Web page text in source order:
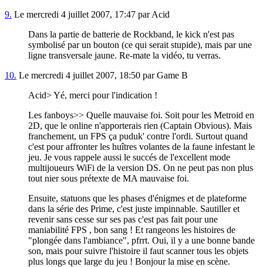
9. Le mercredi 4 juillet 2007, 17:47 par Acid
Dans la partie de batterie de Rockband, le kick n'est pas
symbolisé par un bouton (ce qui serait stupide), mais par une
ligne transversale jaune. Re-mate la vidéo, tu verras.
10. Le mercredi 4 juillet 2007, 18:50 par Game B
Acid> Yé, merci pour l'indication !
Les fanboys>> Quelle mauvaise foi. Soit pour les Metroid en
2D, que le online n'apporterais rien (Captain Obvious). Mais
franchement, un FPS ça puduk' contre l'ordi. Surtout quand
c'est pour affronter les huîtres volantes de la faune infestant le
jeu. Je vous rappele aussi le succés de l'excellent mode
multijoueurs WiFi de la version DS. On ne peut pas non plus
tout nier sous prétexte de MA mauvaise foi.
Ensuite, statuons que les phases d'énigmes et de plateforme
dans la série des Prime, c'est juste impinnable. Sautiller et
revenir sans cesse sur ses pas c'est pas fait pour une
maniabilité FPS , bon sang ! Et rangeons les histoires de
"plongée dans l'ambiance", pfrrt. Oui, il y a une bonne bande
son, mais pour suivre l'histoire il faut scanner tous les objets
plus longs que large du jeu ! Bonjour la mise en scène.